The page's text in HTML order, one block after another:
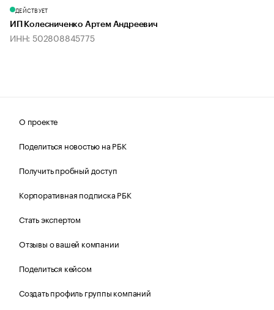
ДЕЙСТВУЕТ
ИП Колесниченко Артем Андреевич
ИНН: 502808845775
О проекте
Поделиться новостью на РБК
Получить пробный доступ
Корпоративная подписка РБК
Стать экспертом
Отзывы о вашей компании
Поделиться кейсом
Создать профиль группы компаний